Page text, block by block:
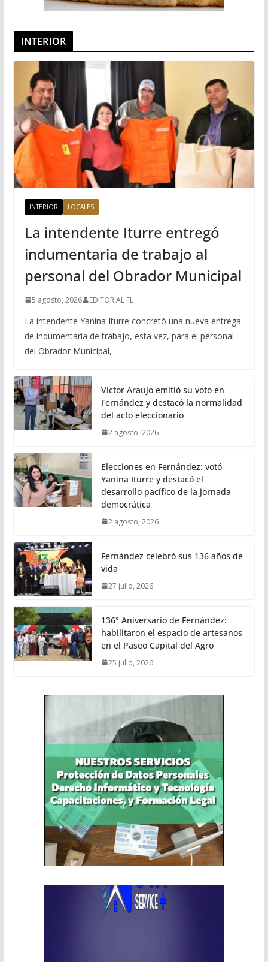
INTERIOR
INTERIOR LOCALES
La intendente Iturre entregó
indumentaria de trabajo al
personal del Obrador Municipal
5 agosto, 2026 EDITORIAL FL
La intendente Yanina Iturre concretó una nueva entrega
de indumentaria de trabajo, esta vez, para el personal
del Obrador Municipal,
Víctor Araujo emitió su voto en
Fernández y destacó la normalidad
del acto eleccionario
2 agosto, 2026
Elecciones en Fernández: votó
Yanina Iturre y destacó el
desarrollo pacífico de la jornada
democrática
2 agosto, 2026
Fernández celebró sus 136 años de
vida
27 julio, 2026
136° Aniversario de Fernández:
habilitaron el espacio de artesanos
en el Paseo Capital del Agro
25 julio, 2026